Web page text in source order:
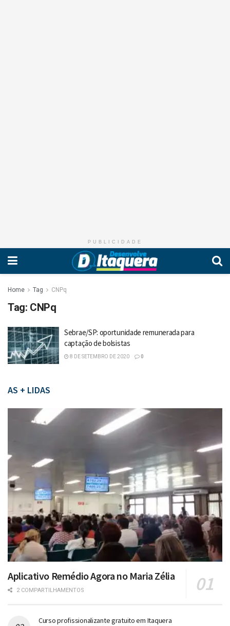
PUBLICIDADE
Home Tag CNPq
Tag: CNPq
Sebrae/SP: oportunidade remunerada para
captação de bolsistas
8 DE SETEMBRO DE 2020 0
AS + LIDAS
Aplicativo Remédio Agora no Maria Zélia
2 COMPARTILHAMENTOS
Curso profissionalizante gratuito em Itaquera